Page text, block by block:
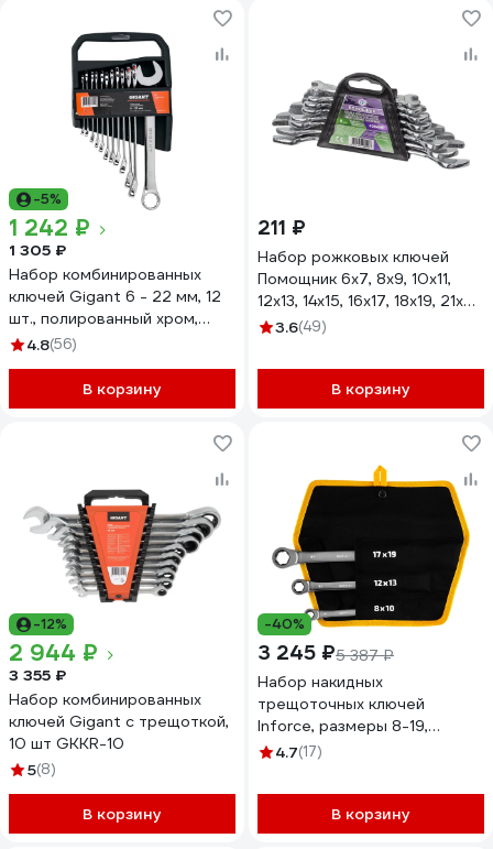
-5%
1 242 ₽
1 305 ₽
Набор комбинированных
ключей Gigant 6 - 22 мм, 12
шт., полированный хром,
Сталь Cr-V, 6-22мм,
4.8(56)
В корзину
211 ₽
Набор рожковых ключей
Помощник 6x7, 8x9, 10x11,
12x13, 14x15, 16x17, 18x19, 21x22
мм, 8 предметов
3.6(49)
В корзину
-12%
2 944 ₽
3 355 ₽
Набор комбинированных
ключей Gigant с трещоткой,
10 шт GKKR-10
5(8)
В корзину
-40%
3 245 ₽5 387 ₽
Набор накидных
трещоточных ключей
Inforce, размеры 8-19,
трещотка 72 зуба, 06-05-91
4.7(17)
В корзину